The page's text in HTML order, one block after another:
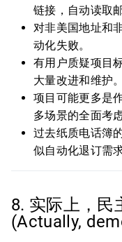
链接，自动读取
对非美国地址和
动化失败。
有用户质疑项目
大量改进和维护。
项目可能更多是
多场景的全面考虑
过去纸质电话簿
似自动化退订需
8. 实际上，民
(Actually,